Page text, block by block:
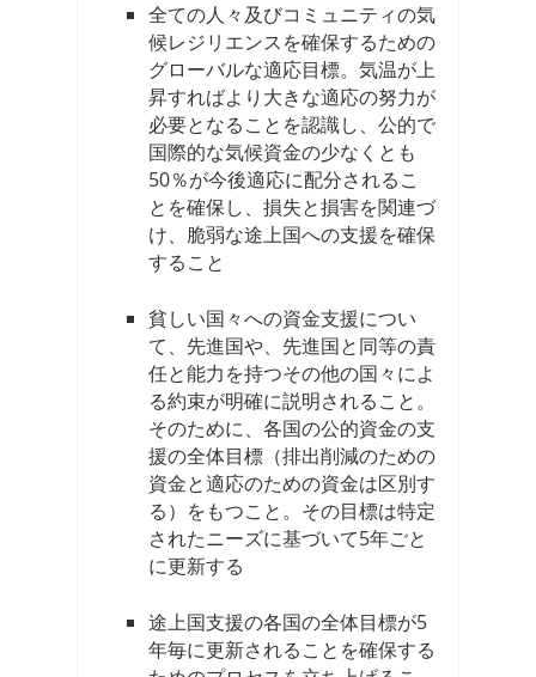
全ての人々及びコミュニティの気
候レジリエンスを確保するための
グローバルな適応目標。気温が上
昇すればより大きな適応の努力が
必要となることを認識し、公的で
国際的な気候資金の少なくとも
50％が今後適応に配分されるこ
とを確保し、損失と損害を関連づ
け、脆弱な途上国への支援を確保
すること
貧しい国々への資金支援につい
て、先進国や、先進国と同等の責
任と能力を持つその他の国々によ
る約束が明確に説明されること。
そのために、各国の公的資金の支
援の全体目標（排出削減のための
資金と適応のための資金は区別す
る）をもつこと。その目標は特定
されたニーズに基づいて5年ごと
に更新する
途上国支援の各国の全体目標が5
年毎に更新されることを確保する